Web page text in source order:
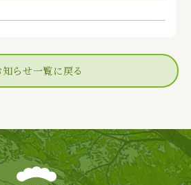
知らせ一覧に戻る